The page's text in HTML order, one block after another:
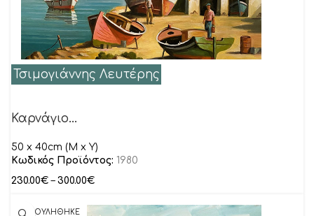
Τσιμογιάννης Λευτέρης
Καρνάγιο…
50 x 40cm (M x Y)
Κωδικός Προϊόντος: 1980
230.00€ – 300.00€
ΠΟΥΛΗΘΗΚΕ